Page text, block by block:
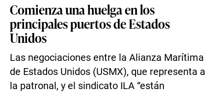
Comienza una huelga en los
principales puertos de Estados
Unidos
Las negociaciones entre la Alianza Marítima
de Estados Unidos (USMX), que representa a
la patronal, y el sindicato ILA “están